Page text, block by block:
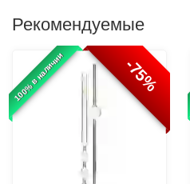
Рекомендуемые
100% в наличии -75%